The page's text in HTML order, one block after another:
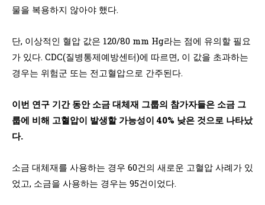
물을 복용하지 않아야 했다.
단, 이상적인 혈압 값은 120/80 mm Hg라는 점에 유의할 필요
가 있다. CDC(질병통제예방센터)에 따르면, 이 값을 초과하는
경우는 위험군 또는 전고혈압으로 간주된다.
이번 연구 기간 동안 소금 대체재 그룹의 참가자들은 소금 그
룹에 비해 고혈압이 발생할 가능성이 40% 낮은 것으로 나타났
다.
소금 대체재를 사용하는 경우 60건의 새로운 고혈압 사례가 있
었고, 소금을 사용하는 경우는 95건이었다.